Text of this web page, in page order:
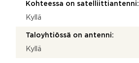
Kohteessa on satelliittiantenni:
Kyllä
Taloyhtiössä on antenni:
Kyllä